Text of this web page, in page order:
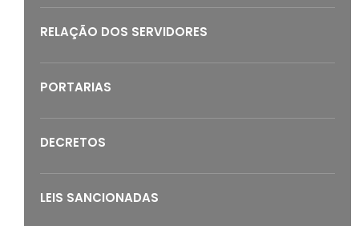
RELAÇÃO DOS SERVIDORES
PORTARIAS
DECRETOS
LEIS SANCIONADAS